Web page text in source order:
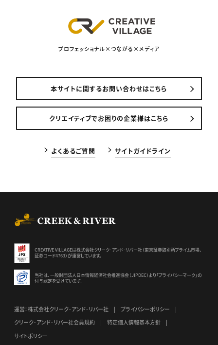
プロフェッショナル×つながる×メディア
本サイトに関するお問い合わせはこちら
クリエイティブでお困りの企業様はこちら
よくあるご質問 サイトガイドライン
CREATIVE VILLAGEは株式会社クリーク･アンド･リバー社（東京証券取引所プライム市場、
証券コード4763）が運営しています。
当社は、一般財団法人日本情報経済社会推進協会（JIPDEC）より 「プライバシーマーク」の
付与認定を受けています。
運営：株式会社クリーク･アンド･リバー社
プライバシーポリシー
クリーク･アンド･リバー社会員規約
特定個人情報基本方針
サイトポリシー